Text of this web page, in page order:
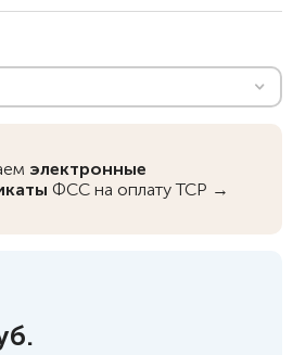
электронные
ФСС на оплату ТСР →